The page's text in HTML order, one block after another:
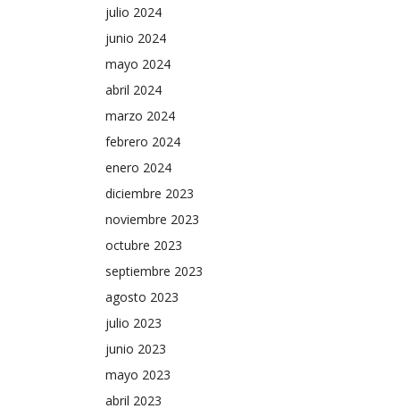
julio 2024
junio 2024
mayo 2024
abril 2024
marzo 2024
febrero 2024
enero 2024
diciembre 2023
noviembre 2023
octubre 2023
septiembre 2023
agosto 2023
julio 2023
junio 2023
mayo 2023
abril 2023